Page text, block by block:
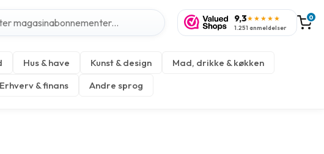
9,3★★★★★
1.251 anmeldelser
0
Hus & have Kunst & design
Mad, drikke & køkken
Erhverv & finans Andre sprog